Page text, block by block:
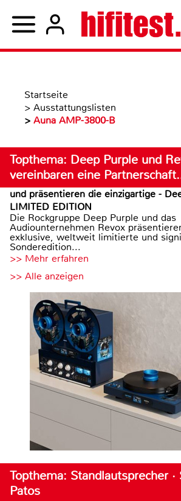
Startseite
> Ausstattungslisten
> Auna AMP-3800-B
Topthema: Deep Purple und
vereinbaren eine
und präsentieren die einzigartige -
LIMITED EDITION
Die Rockgruppe Deep Purple und das
Audiounternehmen Revox
exklusive, weltweit limitierte und
Sonderedition...
>> Mehr erfahren
>> Alle anzeigen
Topthema: Standlautsprecher
Patos